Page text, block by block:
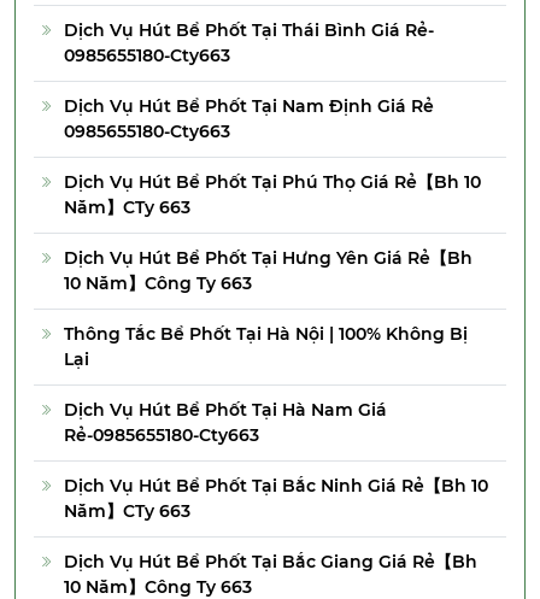
Dịch Vụ Hút Bể Phốt Tại Thái Bình Giá Rẻ-
0985655180-Cty663
Dịch Vụ Hút Bể Phốt Tại Nam Định Giá Rẻ
0985655180-Cty663
Dịch Vụ Hút Bể Phốt Tại Phú Thọ Giá Rẻ【Bh 10
Năm】CTy 663
Dịch Vụ Hút Bể Phốt Tại Hưng Yên Giá Rẻ【Bh
10 Năm】Công Ty 663
Thông Tắc Bể Phốt Tại Hà Nội | 100% Không Bị
Lại
Dịch Vụ Hút Bể Phốt Tại Hà Nam Giá
Rẻ-0985655180-Cty663
Dịch Vụ Hút Bể Phốt Tại Bắc Ninh Giá Rẻ【Bh 10
Năm】CTy 663
Dịch Vụ Hút Bể Phốt Tại Bắc Giang Giá Rẻ【Bh
10 Năm】Công Ty 663